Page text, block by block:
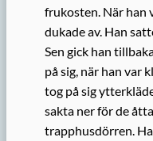
frukosten. När han
dukade av. Han
Sen gick han
på sig, när han var
tog på sig
sakta ner för de
trapphusdörren.